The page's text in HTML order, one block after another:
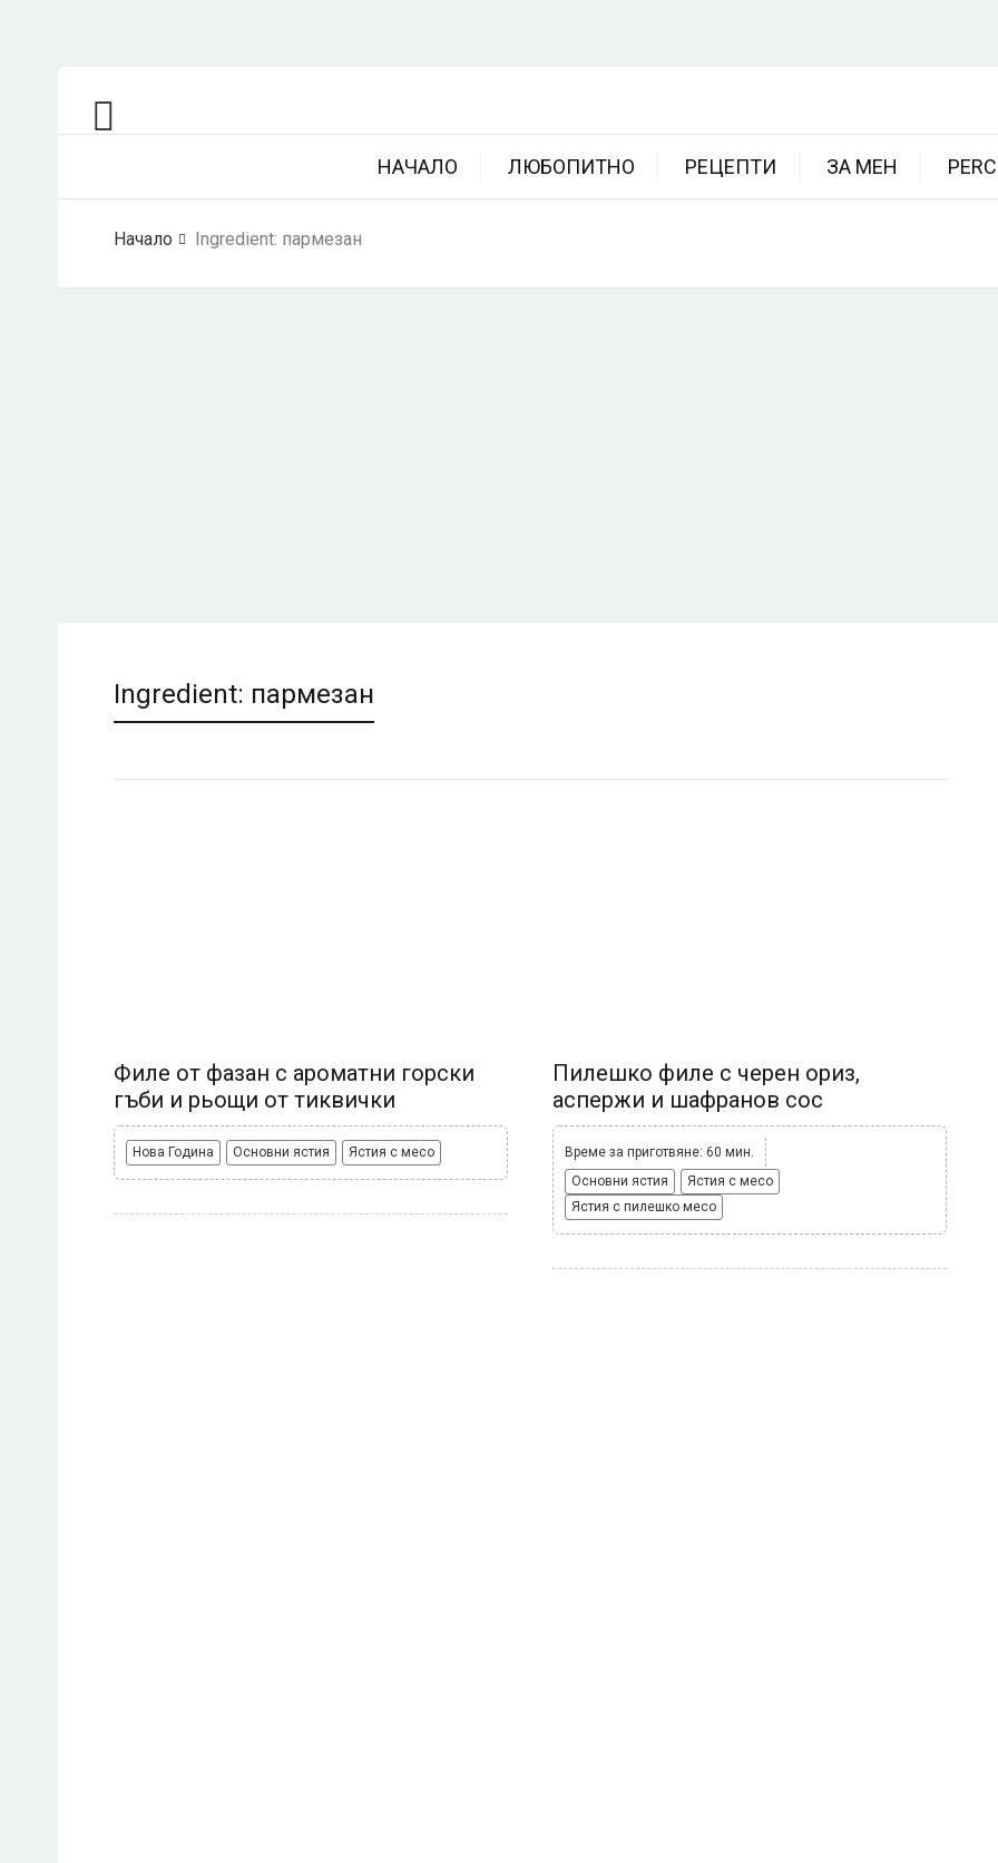
НАЧАЛО ЛЮБОПИТНО РЕЦЕПТИ ЗА МЕН
Начало Ingredient: пармезан
Ingredient: пармезан
Филе от фазан с ароматни горски
гъби и рьощи от тиквички
Нова Година Основни ястия Ястия с месо
Пилешко филе с черен ориз,
аспержи и шафранов сос
Време за приготвяне: 60 мин.
Основни ястия
Ястия с месо
Ястия с пилешко месо